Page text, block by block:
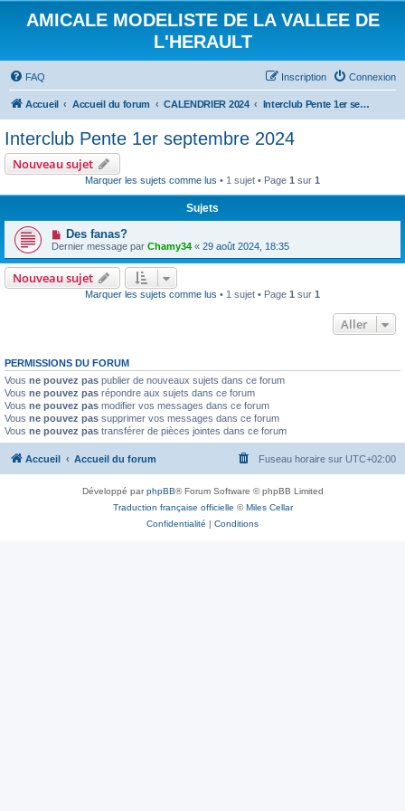
AMICALE MODELISTE DE LA VALLEE DE
L'HERAULT
FAQ Connexion
Inscription
Accueil Accueil du forum CALENDRIER 2024 Interclub Pente 1er septembre 2024
Interclub Pente 1er septembre 2024
Nouveau sujet
Marquer les sujets comme lus • 1 sujet • Page 1 sur 1
Sujets
Des fanas?
Dernier message par Chamy34 « 29 août 2024, 18:35
Nouveau sujet
Marquer les sujets comme lus • 1 sujet • Page 1 sur 1
Aller
PERMISSIONS DU FORUM
Vous ne pouvez pas publier de nouveaux sujets dans ce forum
Vous ne pouvez pas répondre aux sujets dans ce forum
Vous ne pouvez pas modifier vos messages dans ce forum
Vous ne pouvez pas supprimer vos messages dans ce forum
Vous ne pouvez pas transférer de pièces jointes dans ce forum
Accueil Accueil du forum Fuseau horaire sur UTC+02:00
Développé parphpBB® Forum Software © phpBB Limited
Traduction française officielle ©Miles Cellar
Confidentialité | Conditions